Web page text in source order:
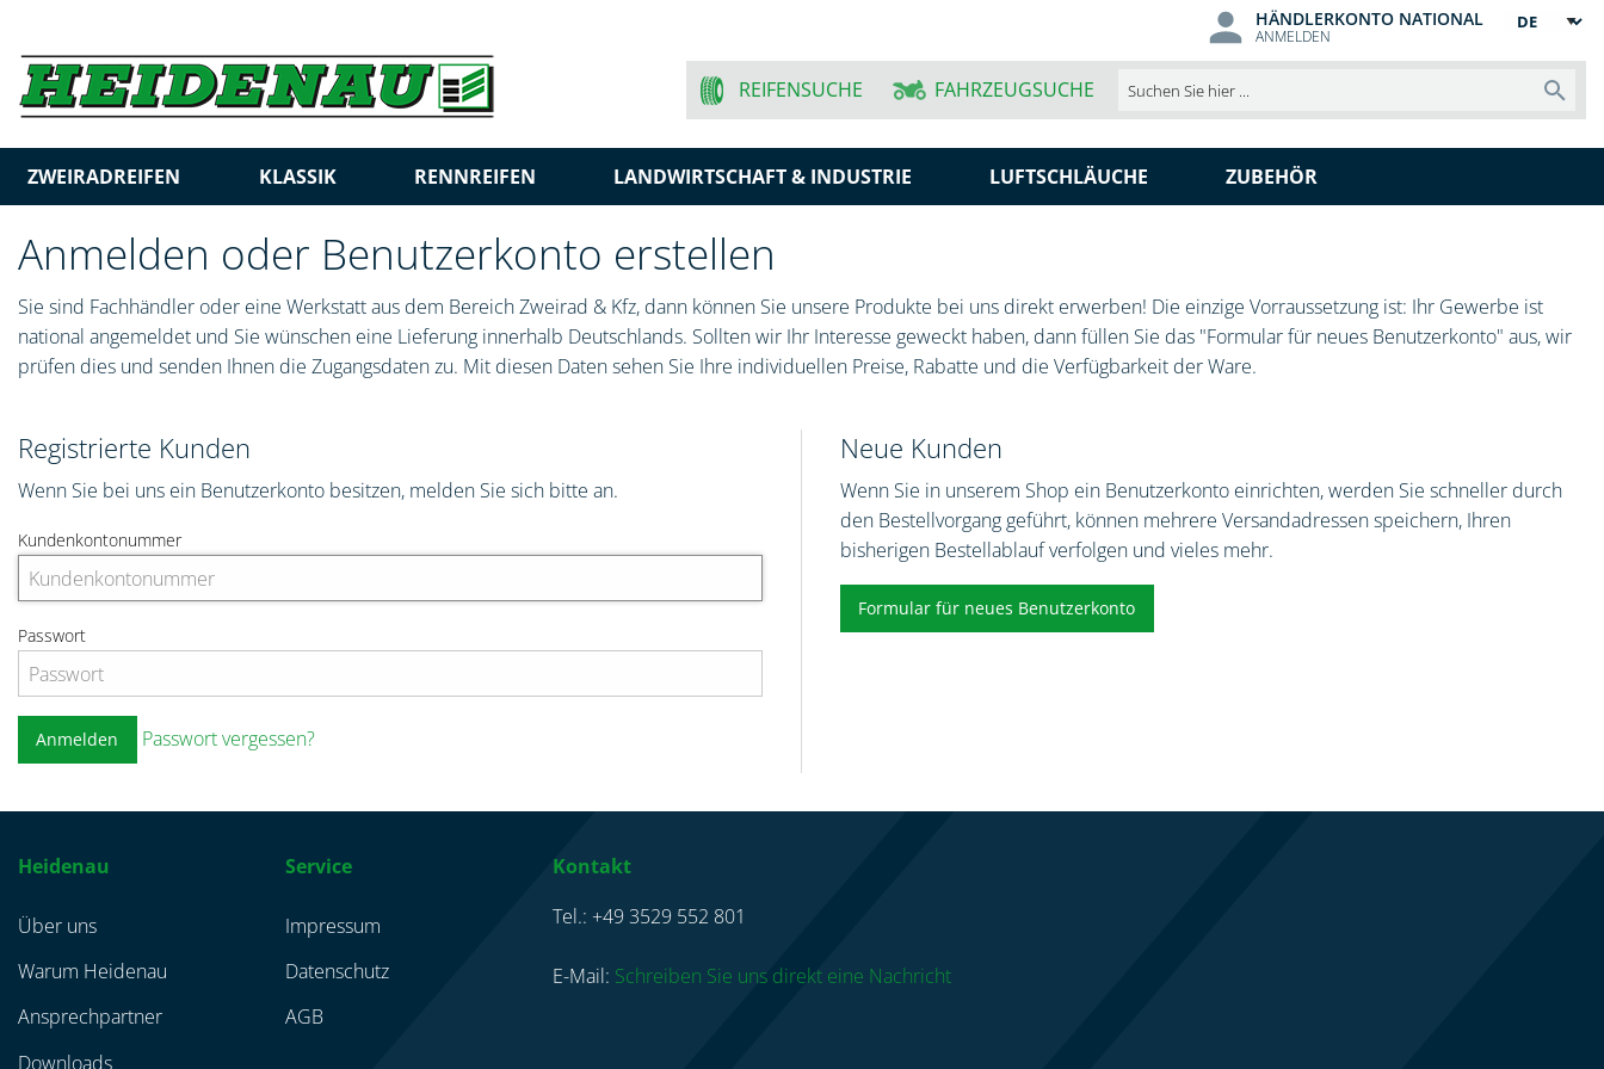
Sprache
HÄNDLERKONTO NATIONAL
ANMELDEN
REIFENSUCHE FAHRZEUGSUCHE
ZWEIRADREIFEN KLASSIK RENNREIFEN LANDWIRTSCHAFT & INDUSTRIE LUFTSCHLÄUCHE ZUBEHÖR
Anmelden oder Benutzerkonto erstellen
Sie sind Fachhändler oder eine Werkstatt aus dem Bereich Zweirad & Kfz, dann können Sie unsere Produkte bei uns direkt erwerben! Die einzige Vorraussetzung ist: Ihr Gewerbe ist
national angemeldet und Sie wünschen eine Lieferung innerhalb Deutschlands. Sollten wir Ihr Interesse geweckt haben, dann füllen Sie das "Formular für neues Benutzerkonto" aus, wir
prüfen dies und senden Ihnen die Zugangsdaten zu. Mit diesen Daten sehen Sie Ihre individuellen Preise, Rabatte und die Verfügbarkeit der Ware.
Neue Kunden
Wenn Sie in unserem Shop ein Benutzerkonto einrichten, werden Sie schneller durch
den Bestellvorgang geführt, können mehrere Versandadressen speichern, Ihren
bisherigen Bestellablauf verfolgen und vieles mehr.
Formular für neues Benutzerkonto
Registrierte Kunden
Wenn Sie bei uns ein Benutzerkonto besitzen, melden Sie sich bitte an.
Kundenkontonummer
Passwort
Anmelden Passwort vergessen?
Heidenau
Über uns
Warum Heidenau
Ansprechpartner
Downloads
Service
Impressum
Datenschutz
AGB
Kontakt
Tel.: +49 3529 552 801
E-Mail: Schreiben Sie uns direkt eine Nachricht